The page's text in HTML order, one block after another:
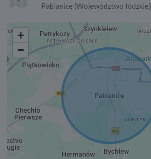
Pabianice (Województwo łódzkie)
+
−